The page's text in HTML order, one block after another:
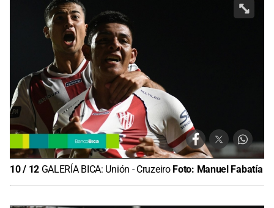
10/ 12 GALERÍA BICA: Unión - Cruzeiro Foto: Manuel Fabatía